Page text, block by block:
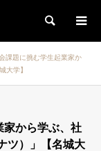
検索
課題に挑む学生起業家か
大学】
家から学ぶ、社
ツ）」【名城大